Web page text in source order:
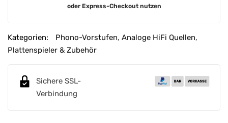
e
r
oder Express-Checkout nutzen
Kategorien: Phono-Vorstufen, Analoge HiFi Quellen,
Plattenspieler & Zubehör
Sichere SSL-
Verbindung